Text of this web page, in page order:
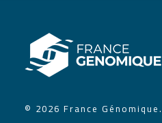
© 2026 France Génomique.